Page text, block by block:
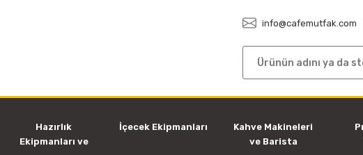
info@cafemutfak.com
Hazırlık
Ekipmanları ve
İçecek Ekipmanları
Kahve Makineleri
ve Barista